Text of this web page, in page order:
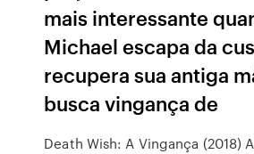
mais interessante
Michael escapa da
recupera sua antiga
busca vingança de
Death Wish: A Vingança (2018)